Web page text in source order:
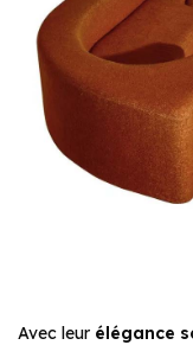
Avec leur élégance